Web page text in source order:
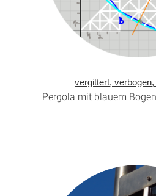
vergittert,
Pergola mit blauem Bogen